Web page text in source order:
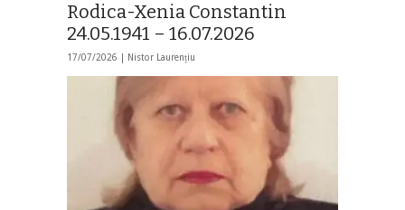
Rodica-Xenia Constantin
24.05.1941 – 16.07.2026
17/07/2026 | Nistor Laurențiu